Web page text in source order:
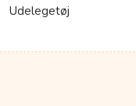
Udelegetøj